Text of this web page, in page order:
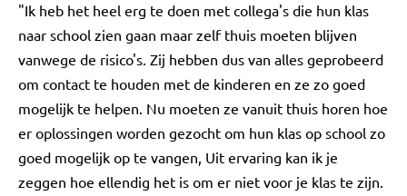
"Ik heb het heel erg te doen met collega's die hun klas
naar school zien gaan maar zelf thuis moeten blijven
vanwege de risico's. Zij hebben dus van alles geprobeerd
om contact te houden met de kinderen en ze zo goed
mogelijk te helpen. Nu moeten ze vanuit thuis horen hoe
er oplossingen worden gezocht om hun klas op school zo
goed mogelijk op te vangen, Uit ervaring kan ik je
zeggen hoe ellendig het is om er niet voor je klas te zijn.